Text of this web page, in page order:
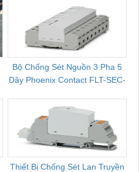
Bộ Chống Sét Nguồn 3 Pha 5
Dây Phoenix Contact FLT-SEC-
Thiết Bị Chống Sét Lan Truyền